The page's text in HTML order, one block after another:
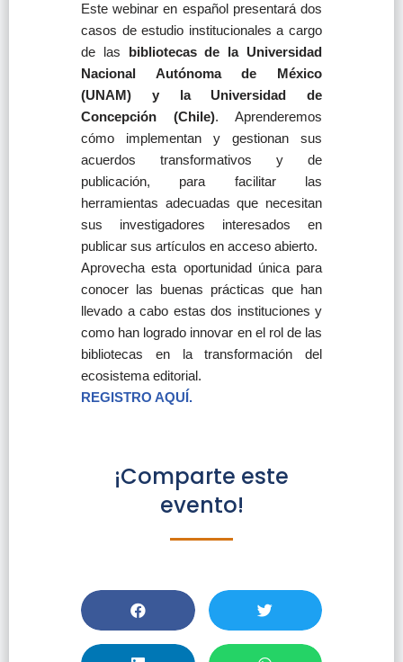
Este webinar en español presentará dos
casos de estudio institucionales a cargo
de las bibliotecas de la Universidad
Nacional Autónoma de México
(UNAM) y la Universidad de
Concepción (Chile). Aprenderemos
cómo implementan y gestionan sus
acuerdos transformativos y de
publicación, para facilitar las
herramientas adecuadas que necesitan
sus investigadores interesados en
publicar sus artículos en acceso abierto.
Aprovecha esta oportunidad única para
conocer las buenas prácticas que han
llevado a cabo estas dos instituciones y
como han logrado innovar en el rol de las
bibliotecas en la transformación del
ecosistema editorial.
REGISTRO AQUÍ.
¡Comparte este
evento!